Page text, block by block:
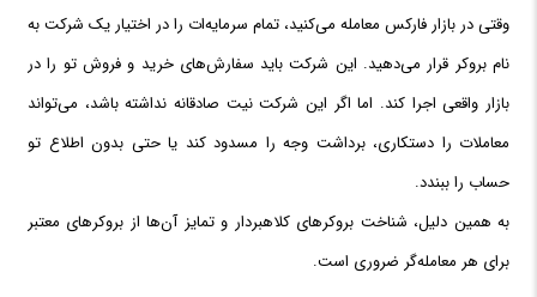
وقتی در بازار فارکس معامله می‌کنید، تمام سرمایه‌ات را در اختیار یک شرکت به
نام بروکر قرار می‌دهید. این شرکت باید سفارش‌های خرید و فروش تو را در
بازار واقعی اجرا کند. اما اگر این شرکت نیت صادقانه نداشته باشد، می‌تواند
معاملات را دستکاری، برداشت وجه را مسدود کند یا حتی بدون اطلاع تو
حساب را ببندد.
به همین دلیل، شناخت بروکرهای کلاهبردار و تمایز آن‌ها از بروکرهای معتبر
برای هر معامله‌گر ضروری است.